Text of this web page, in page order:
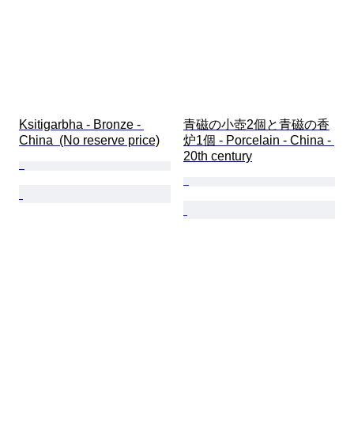
Ksitigarbha - Bronze -
China  (No reserve price)
青磁の小壺2個と青磁の香
炉1個 - Porcelain - China -
20th century